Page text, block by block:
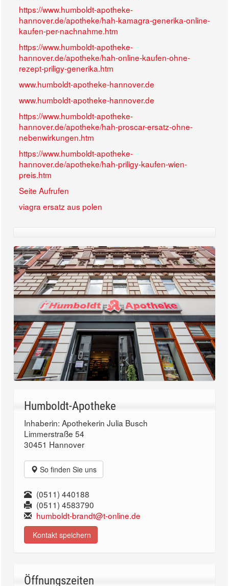
https://www.humboldt-apotheke-
hannover.de/apotheke/hah-kamagra-generika-online-
kaufen-per-nachnahme.htm
https://www.humboldt-apotheke-
hannover.de/apotheke/hah-online-kaufen-ohne-
rezept-priligy-generika.htm
www.humboldt-apotheke-hannover.de
www.humboldt-apotheke-hannover.de
https://www.humboldt-apotheke-
hannover.de/apotheke/hah-proscar-ersatz-ohne-
nebenwirkungen.htm
https://www.humboldt-apotheke-
hannover.de/apotheke/hah-priligy-kaufen-wien-
preis.htm
Seite Aufrufen
viagra ersatz aus polen
Humboldt-Apotheke
Inhaberin: Apothekerin Julia Busch
Limmerstraße 54
30451 Hannover
So finden Sie uns
(0511) 440188
(0511) 4583790
humboldt-brandt@t-online.de
Kontakt speichern
Öffnungszeiten